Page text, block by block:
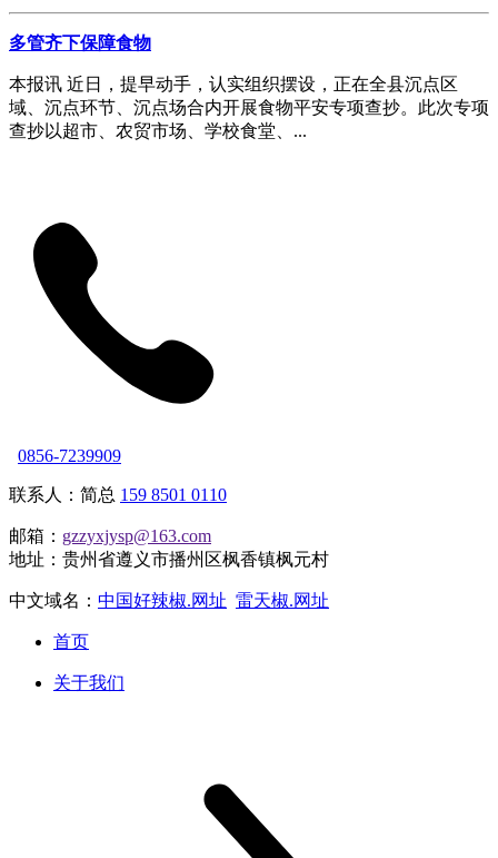
多管齐下保障食物
本报讯 近日，提早动手，认实组织摆设，正在全县沉点区
域、沉点环节、沉点场合内开展食物平安专项查抄。此次专项
查抄以超市、农贸市场、学校食堂、...
0856-7239909
联系人：简总 159 8501 0110
邮箱： gzzyxjysp@163.com
地址：贵州省遵义市播州区枫香镇枫元村
中文域名： 中国好辣椒.网址 雷天椒.网址
首页
关于我们